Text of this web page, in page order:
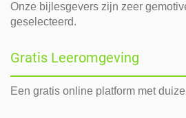
Onze bijlesgevers zijn zeer
geselecteerd.
Gratis Leeromgeving
Een gratis online platform met